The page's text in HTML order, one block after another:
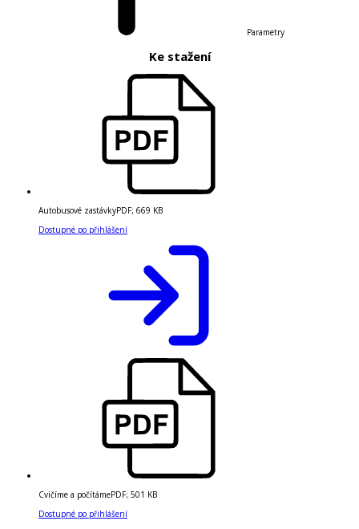
Parametry
Ke stažení
Autobusové zastávkyPDF; 669 KB
Dostupné po přihlášení
Cvičíme a počítámePDF; 501 KB
Dostupné po přihlášení